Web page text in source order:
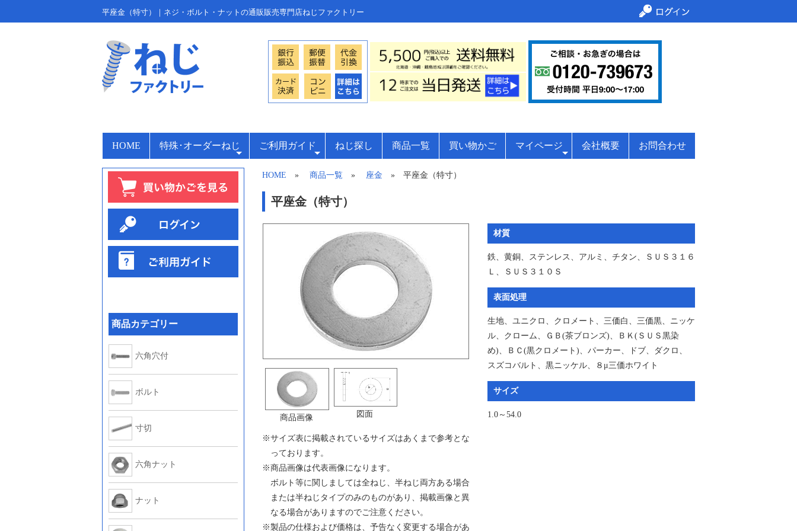
平座金（特寸）｜ネジ・ボルト・ナットの通販販売専門店ねじファクトリー
HOME 特殊･オーダーねじ ご利用ガイド ねじ探し 商品一覧 買い物かご マイページ 会社概要 お問合わせ
商品カテゴリー
六角穴付
ボルト
寸切
六角ナット
ナット
HOME » 商品一覧 » 座金 » 平座金（特寸）
平座金（特寸）
商品画像 図面
※サイズ表に掲載されているサイズはあくまで参考とな
っております。
※商品画像は代表画像になります。
ボルト等に関しましては全ねじ、半ねじ両方ある場合
または半ねじタイプのみのものがあり、掲載画像と異
なる場合がありますのでご注意ください。
※製品の仕様および価格は、予告なく変更する場合があ
材質
鉄、黄銅、ステンレス、アルミ、チタン、ＳＵＳ３１６
Ｌ、ＳＵＳ３１０Ｓ
表面処理
生地、ユニクロ、クロメート、三価白、三価黒、ニッケ
ル、クローム、ＧＢ(茶ブロンズ)、ＢＫ(ＳＵＳ黒染
め)、ＢＣ(黒クロメート)、パーカー、ドブ、ダクロ、
スズコバルト、黒ニッケル、８μ三価ホワイト
サイズ
1.0～54.0